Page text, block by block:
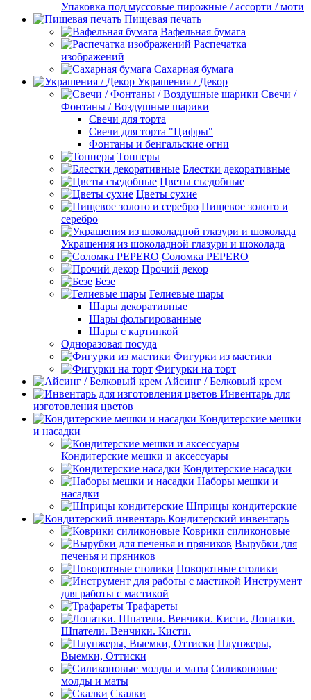
Упаковка под муссовые пирожные / ассорти / моти
Пищевая печать
Вафельная бумага
Распечатка
изображений
Сахарная бумага
Украшения / Декор
Свечи /
Фонтаны / Воздушные шарики
Свечи для торта
Свечи для торта "Цифры"
Фонтаны и бенгальские огни
Топперы
Блестки декоративные
Цветы съедобные
Цветы сухие
Пищевое золото и
серебро
Украшения из шоколадной глазури и шоколада
Соломка PEPERO
Прочий декор
Безе
Гелиевые шары
Шары декоративные
Шары фольгированные
Шары с картинкой
Одноразовая посуда
Фигурки из мастики
Фигурки на торт
Айсинг / Белковый крем
Инвентарь для
изготовления цветов
Кондитерские мешки
и насадки
Кондитерские мешки и аксессуары
Кондитерские насадки
Наборы мешки и
насадки
Шприцы кондитерские
Кондитерский инвентарь
Коврики силиконовые
Вырубки для
печенья и пряников
Поворотные столики
Инструмент
для работы с мастикой
Трафареты
Лопатки.
Шпатели. Венчики. Кисти.
Плунжеры,
Выемки, Оттиски
Силиконовые
молды и маты
Скалки